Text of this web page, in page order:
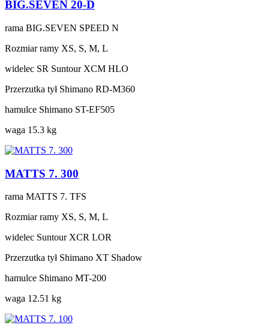
BIG.SEVEN 20-D
rama BIG.SEVEN SPEED N
Rozmiar ramy XS, S, M, L
widelec SR Suntour XCM HLO
Przerzutka tył Shimano RD-M360
hamulce Shimano ST-EF505
waga 15.3 kg
MATTS 7. 300
rama MATTS 7. TFS
Rozmiar ramy XS, S, M, L
widelec Suntour XCR LOR
Przerzutka tył Shimano XT Shadow
hamulce Shimano MT-200
waga 12.51 kg